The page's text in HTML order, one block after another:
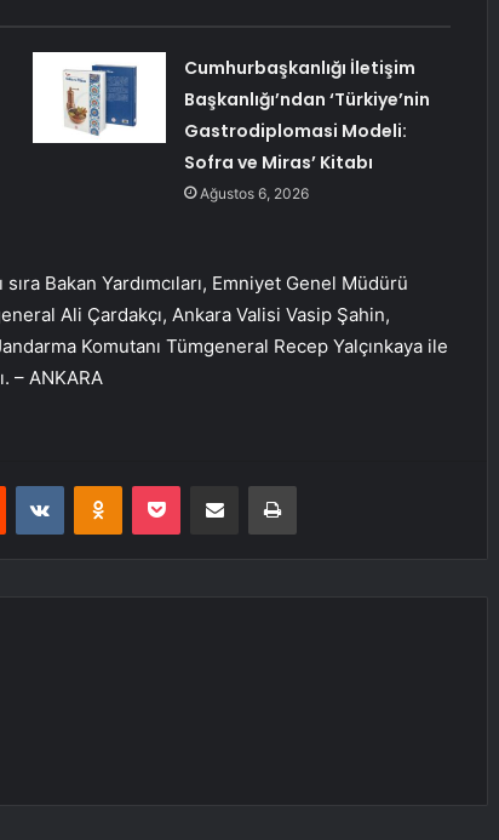
Cumhurbaşkanlığı İletişim
Başkanlığı’ndan ‘Türkiye’nin
Gastrodiplomasi Modeli:
Sofra ve Miras’ Kitabı
Ağustos 6, 2026
Bakan Yardımcıları, Emniyet Genel Müdürü
Ali Çardakçı, Ankara Valisi Vasip Şahin,
Komutanı Tümgeneral Recep Yalçınkaya ile
– ANKARA
Reddit VKontakteOdnoklassniki
Pocket E-Posta ile paylaş Yazdır